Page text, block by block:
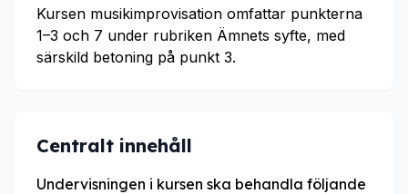
Kursen musikimprovisation omfattar punkterna
1–3 och 7 under rubriken Ämnets syfte, med
särskild betoning på punkt 3.
Centralt innehåll
Undervisningen i kursen ska behandla följande